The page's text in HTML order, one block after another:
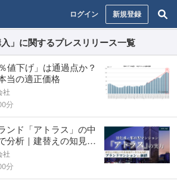
ログイン 新規登録
入」に関するプレスリリース一覧
値下げ」は通過点か？
当の適正価格
社
分
ンド「アトラス」の中
分析｜建替えの知見、
支えるブランド価値
社
分